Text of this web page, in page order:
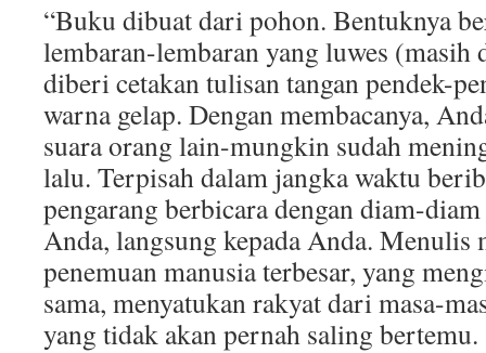
“Buku dibuat dari pohon. Bentuknya
lembaran-lembaran yang luwes (masih
diberi cetakan tulisan tangan pendek-
warna gelap. Dengan membacanya,
suara orang lain-mungkin sudah
lalu. Terpisah dalam jangka waktu
pengarang berbicara dengan diam-
Anda, langsung kepada Anda. Menulis
penemuan manusia terbesar, yang
sama, menyatukan rakyat dari masa-
yang tidak akan pernah saling bertemu.